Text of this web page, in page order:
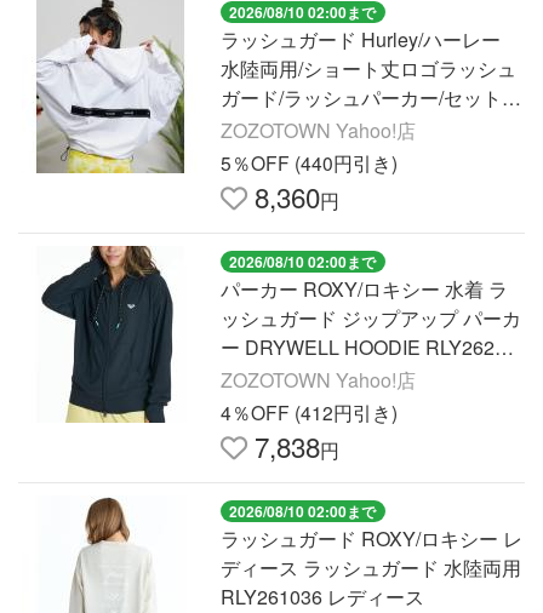
2026/08/10 02:00まで
ラッシュガード Hurley/ハーレー
水陸両用/ショート丈ロゴラッシュ
ガード/ラッシュパーカー/セットア
ップ対応/ジャガードバンドドルマ
ンフーディー WFF23…
ZOZOTOWN Yahoo!店
5％OFF (440円引き)
8,360円
2026/08/10 02:00まで
パーカー ROXY/ロキシー 水着 ラ
ッシュガード ジップアップ パーカ
ー DRYWELL HOODIE RLY26201
4 UT レディース
ZOZOTOWN Yahoo!店
4％OFF (412円引き)
7,838円
2026/08/10 02:00まで
ラッシュガード ROXY/ロキシー レ
ディース ラッシュガード 水陸両用
RLY261036 レディース